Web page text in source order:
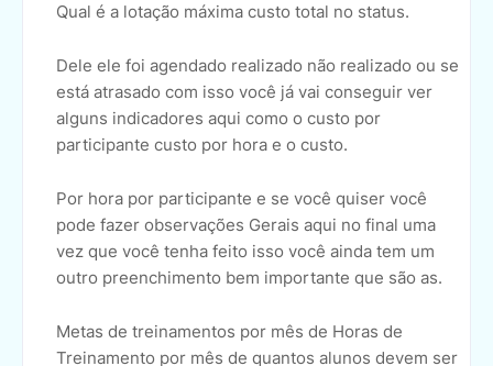
Qual é a lotação máxima custo total no status.
Dele ele foi agendado realizado não realizado ou se
está atrasado com isso você já vai conseguir ver
alguns indicadores aqui como o custo por
participante custo por hora e o custo.
Por hora por participante e se você quiser você
pode fazer observações Gerais aqui no final uma
vez que você tenha feito isso você ainda tem um
outro preenchimento bem importante que são as.
Metas de treinamentos por mês de Horas de
Treinamento por mês de quantos alunos devem ser